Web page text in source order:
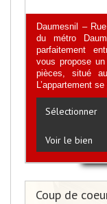
Daumesnil –
du métro
parfaitement
vous propose
pièces, situé
L’appartement
Sélectionner
Voir le bien
Coup de